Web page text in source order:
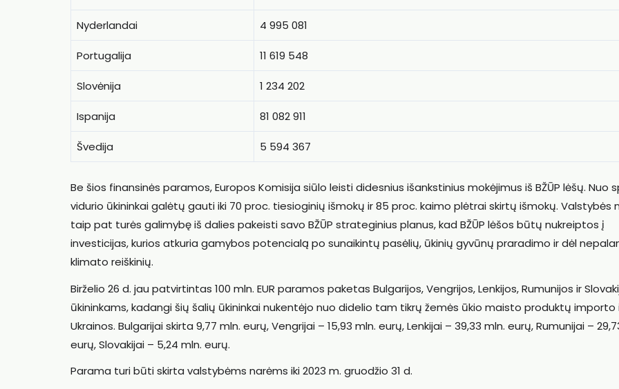
Nyderlandai 4 995 081
Portugalija 11 619 548
Slovėnija 1 234 202
Ispanija 81 082 911
Švedija 5 594 367
Be šios finansinės paramos, Europos Komisija siūlo leisti didesnius išankstinius mokėjimus iš BŽŪP lėšų. Nuo
vidurio ūkininkai galėtų gauti iki 70 proc. tiesioginių išmokų ir 85 proc. kaimo plėtrai skirtų išmokų. Valstybės
taip pat turės galimybę iš dalies pakeisti savo BŽŪP strateginius planus, kad BŽŪP lėšos būtų nukreiptos į
investicijas, kurios atkuria gamybos potencialą po sunaikintų pasėlių, ūkinių gyvūnų praradimo ir dėl
klimato reiškinių.
Birželio 26 d. jau patvirtintas 100 mln. EUR paramos paketas Bulgarijos, Vengrijos, Lenkijos, Rumunijos ir
ūkininkams, kadangi šių šalių ūkininkai nukentėjo nuo didelio tam tikrų žemės ūkio maisto produktų importo
Ukrainos. Bulgarijai skirta 9,77 mln. eurų, Vengrijai – 15,93 mln. eurų, Lenkijai – 39,33 mln. eurų, Rumunijai –
eurų, Slovakijai – 5,24 mln. eurų.
Parama turi būti skirta valstybėms narėms iki 2023 m. gruodžio 31 d.